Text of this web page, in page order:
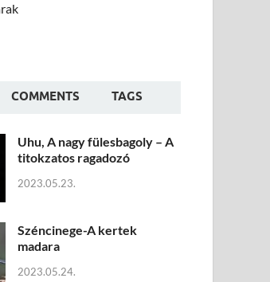
COMMENTS TAGS
Uhu, A nagy fülesbagoly – A
titokzatos ragadozó
2023.05.23.
Széncinege-A kertek
madara
2023.05.24.